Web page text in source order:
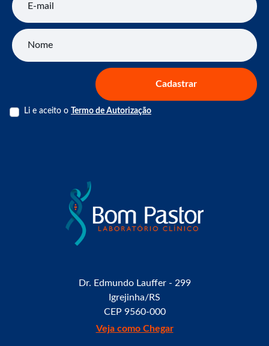
Nome
Cadastrar
Li e aceito o Termo de Autorização
Dr. Edmundo Lauffer - 299
Igrejinha/RS
CEP 9560-000
Veja como Chegar